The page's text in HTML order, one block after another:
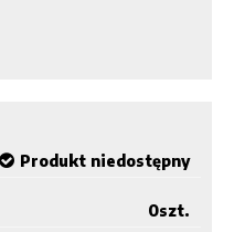
Produkt niedostępny
szt.
0